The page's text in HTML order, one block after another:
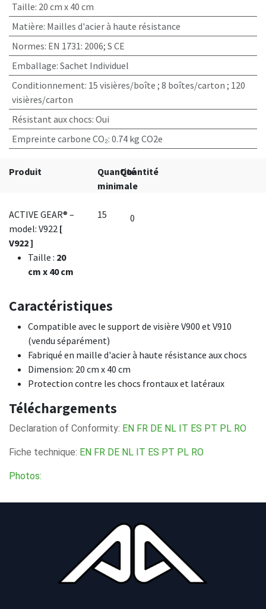
Taille: 20 cm x 40 cm
Matière: Mailles d'acier à haute résistance
Normes: EN 1731: 2006; S CE
Emballage: Sachet Individuel
Conditionnement: 15 visières/boîte ; 8 boîtes/carton ; 120
visières/carton
Résistant aux chocs: Oui
Empreinte carbone CO₂: 0.74 kg CO2e
Produit
Quantité
minimale
Quantité
ACTIVE GEAR® –
model: V922 [
V922 ]
Taille : 20
cm x 40 cm
15
Caractéristiques
Compatible avec le support de visière V900 et V910
(vendu séparément)
Fabriqué en maille d'acier à haute résistance aux chocs
Dimension: 20 cm x 40 cm
Protection contre les chocs frontaux et latéraux
Téléchargements
Declaration of Conformity: EN FR DE NL IT ES PT PL RO
Fiche technique: EN FR DE NL IT ES PT PL RO
Photos: